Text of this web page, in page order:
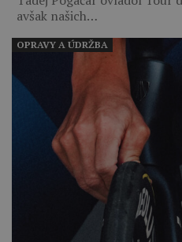
avšak našich…
OPRAVY A ÚDRŽBA